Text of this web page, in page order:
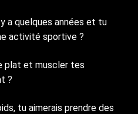
a quelques années et tu
activité sportive ?
plat et muscler tes
?
tu aimerais prendre des